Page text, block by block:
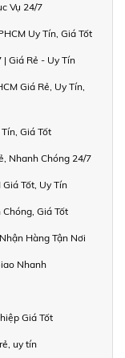
Vụ 24/7
Uy Tín, Giá Tốt
| Giá Rẻ - Uy Tín
Giá Rẻ, Uy Tín,
Giá Tốt
Nhanh Chóng 24/7
Tốt, Uy Tín
Giá Tốt
Hàng Tận Nơi
Nhanh
Giá Tốt
uy tín